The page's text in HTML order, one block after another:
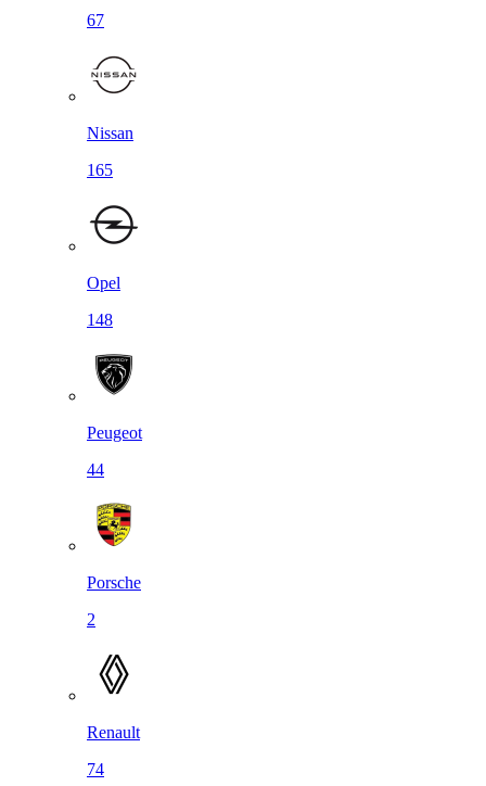
67
Nissan
165
Opel
148
Peugeot
44
Porsche
2
Renault
74